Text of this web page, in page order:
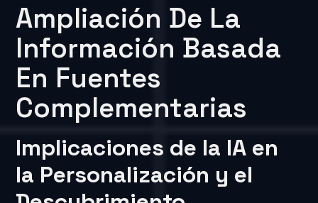
Ampliación De La
Información Basada
En Fuentes
Complementarias
Implicaciones de la IA en
la Personalización y el